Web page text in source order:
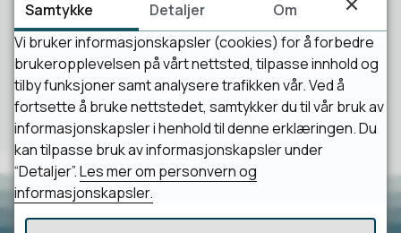
Ja
Samtykke Detaljer
Om
Vi bruker informasjonskapsler (cookies) for å forbedre
brukeropplevelsen på vårt nettsted, tilpasse innhold og
tilby funksjoner samt analysere trafikken vår. Ved å
fortsette å bruke nettstedet, samtykker du til vår bruk av
informasjonskapsler i henhold til denne erklæringen. Du
kan tilpasse bruk av informasjonskapsler under
“Detaljer”.Les mer om personvern og
informasjonskapsler.